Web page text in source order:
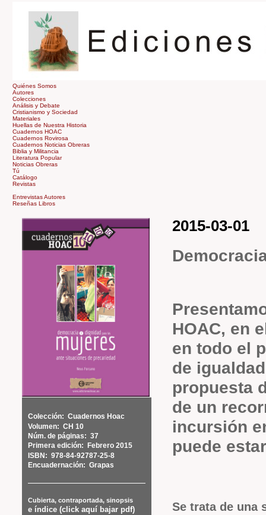
Quiénes Somos
Autores
Colecciones
Análisis y Debate
Cristianismo y Sociedad
Materiales
Huellas de Nuestra Historia
Cuadernos HOAC
Cuadernos Rovirosa
Cuadernos Noticias Obreras
Biblia y Militancia
Literatura Popular
Noticias Obreras
Tú
Catálogo
Revistas
Entrevistas Autores
Reseñas Libros
2015-03-01
HOAC, en
en todo el
de
propuesta
de un
incursión
puede
Se trata de una
Colección: Cuadernos Hoac
Volumen: CH 10
Núm. de páginas: 37
Primera edición:
Febrero 2015
ISBN: 978-84-92787-25-8
Encuadernación: Grapas
Cubierta, contraportada, sinopsis
e índice (click aquí bajar pdf)